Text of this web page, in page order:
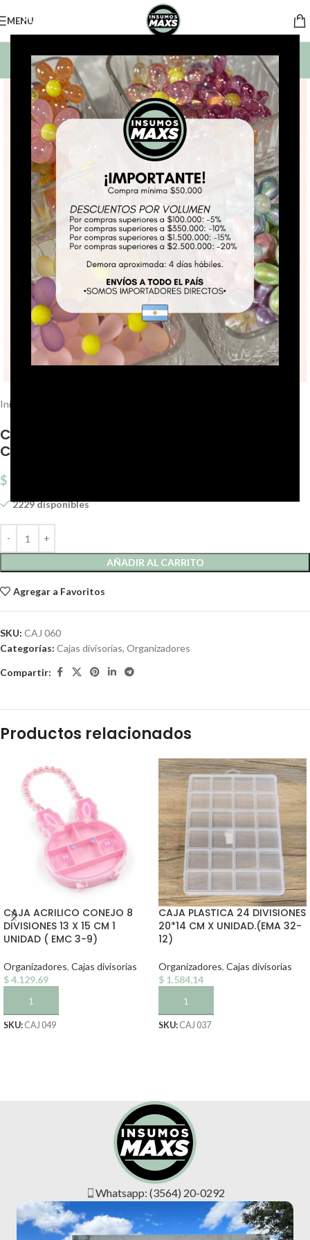
MENU
BUSCAR PRODUCTOS
Click to enlarge
Inicio
CAJA PLASTICA 2 DIVISIONES OSITO 10 X 9
CM ( EMC 3-6 )
$
2229 disponibles
AÑADIR AL CARRITO
Agregar a Favoritos
SKU: CAJ 060
Categorías: Cajas divisorias, Organizadores
Compartir:
Productos relacionados
CAJA ACRILICO CONEJO 8
DIVISIONES 13 X 15 CM 1
UNIDAD ( EMC 3-9)
Organizadores, Cajas divisorias
$4.129,69
AÑADIR AL CARRITO
SKU: CAJ 049
CAJA PLASTICA 24 DIVISIONES
20*14 CM X UNIDAD.(EMA 32-
12)
Organizadores, Cajas divisorias
$ 1.584,14
AÑADIR AL CARRITO
SKU: CAJ 037
Whatsapp: (3564) 20-0292